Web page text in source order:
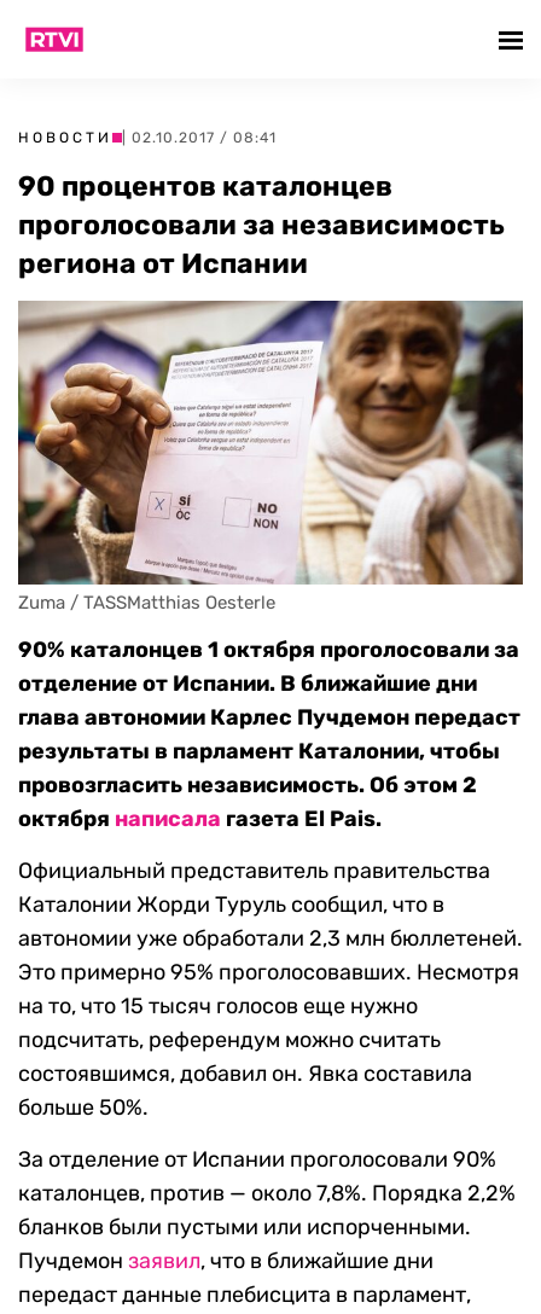
НОВОСТИ | 02.10.2017 / 08:41
90 процентов каталонцев
проголосовали за независимость
региона от Испании
Zuma / TASSMatthias Oesterle
90% каталонцев 1 октября проголосовали за
отделение от Испании. В ближайшие дни
глава автономии Карлес Пучдемон передаст
результаты в парламент Каталонии, чтобы
провозгласить независимость. Об этом 2
октября написала газета El Pais.
Официальный представитель правительства
Каталонии Жорди Туруль сообщил, что в
автономии уже обработали 2,3 млн бюллетеней.
Это примерно 95% проголосовавших. Несмотря
на то, что 15 тысяч голосов еще нужно
подсчитать, референдум можно считать
состоявшимся, добавил он. Явка составила
больше 50%.
За отделение от Испании проголосовали 90%
каталонцев, против — около 7,8%. Порядка 2,2%
бланков были пустыми или испорченными.
Пучдемон заявил, что в ближайшие дни
передаст данные плебисцита в парламент,